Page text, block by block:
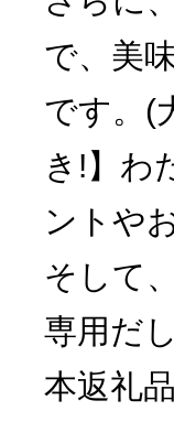
で、美
です。(
き!】わ
ントや
そして
専用だ
本返礼